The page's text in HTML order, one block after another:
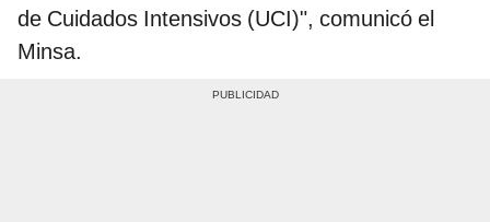
de Cuidados Intensivos (UCI)", comunicó el
Minsa.